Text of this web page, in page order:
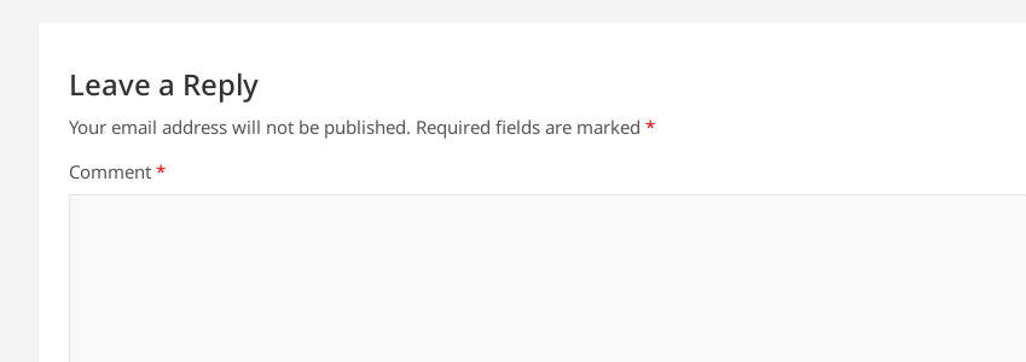
Leave a Reply
Your email address will not be published. Required fields are marked *
Comment *